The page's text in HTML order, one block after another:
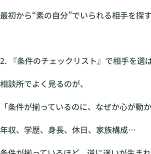
最初から“素の自分”でいられる相手を探
2. 『条件のチェックリスト』で相手を選
相談所でよく見るのが、
「条件が揃っているのに、なぜか心が動
年収、学歴、身長、休日、家族構成…